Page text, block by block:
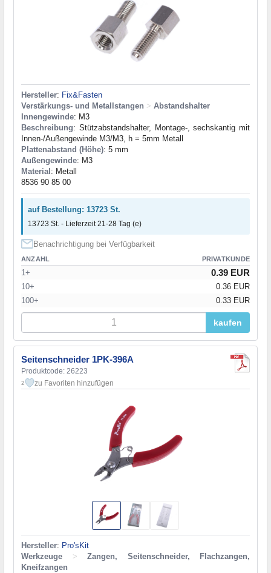
Hersteller: Fix&Fasten
Verstärkungs- und Metallstangen > Abstandshalter
Innengewinde: M3
Beschreibung: Stützabstandshalter, Montage-, sechskantig mit
Innen-/Außengewinde М3/М3, h = 5mm Metall
Plattenabstand (Höhe): 5 mm
Außengewinde: M3
Material : Metall
8536 90 85 00
auf Bestellung: 13723 St.
13723 St. - Lieferzeit 21-28 Tag (e)
Benachrichtigung bei Verfügbarkeit
ANZAHL PRIVATKUNDE
1+ 0.39 EUR
10+
0.36 EUR
100+
0.33 EUR
kaufen
Seitenschneider 1PK-396A
Produktcode: 26223
2 zu Favoriten hinzufügen
Hersteller: Pro'sKit
Werkzeuge
>
Zangen, Seitenschneider, Flachzangen,
Kneifzangen